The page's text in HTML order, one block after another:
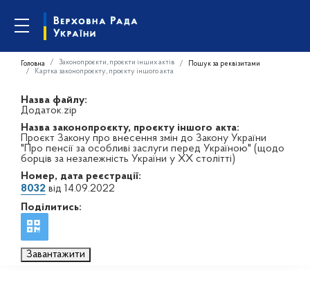
Головна Законопроєкти, проєкти інших актів
Пошук за реквізитами
Картка законопроєкту, проєкту іншого акта
Назва файлу:
Додаток.zip
Назва законопроєкту, проєкту іншого акта:
Проєкт Закону про внесення змін до Закону України
"Про пенсії за особливі заслуги перед Україною" (щодо
борців за незалежність України у XX столітті)
Номер, дата реєстрації:
8032 від 14.09.2022
Поділитись:
Завантажити